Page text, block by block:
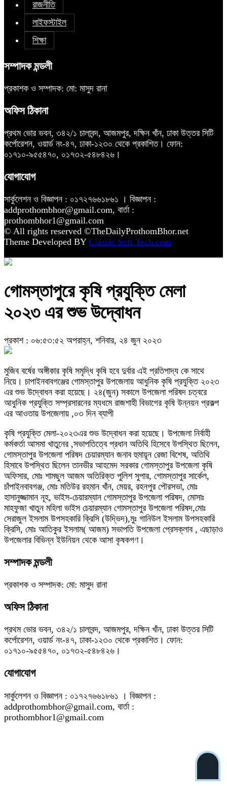
রাজনীতি
লাইফস্টাইল
শিক্ষা
সম্পাদক মন্ডলী
প্রকাশক ও সম্পাদক: মো: মাসুদ রানা
অফিস ঠিকানা
প্রথম ভোর ভবন, ৩৪২/১ চালাবন্দ, আজমপুর, দক্ষিন খাঁন, ঢাকা উত্তর সিটি
কর্পোরেশন, ওয়ার্ড নং-৪৭, ঢাকা-১২৩০ থেকে প্রকাশিত। ফোন:
০১৭১০-৯৫৫৪৭০, ০১৭৩২-৫৪৮৪২৬।
যোগাযোগ
সার্কুলেশন ও বিজ্ঞাপন : ০১৭২৭৬৬১৮৬১ । বিজ্ঞাপন :
addprothombhor@gmail.com, বার্তা :
prothombhor1@gmail.com
© All rights reserved ©TheDailyProthomBhor.net
Theme Developed BY Classic Soft Tech.com
গোমস্তাপুরে কৃষি প্রযুক্তি মেলা
২০২৩ এর শুভ উদ্বোধন
প্রকাশ : ০৬:৫৩:৫২ অপরাহ্ন, শনিবার, ২৪ জুন ২০২৩
মুজিব বর্ষের অঙ্গীকার কৃষি সমৃদ্ধি কৃষি হবে দুর্বার এই প্রতিপাদ্য কে সাথে
নিয়ে। চাপাইনবাবগঞ্জের গোমস্তাপুর উপজেলায় আধুনিক কৃষি প্রযুক্তি ২০২৩
এর শুভ উদ্বোধন করা হয়েছে। ২৪(জুন) সকালে উপজেলা পরিষদ চত্বরে
আধুনিক প্রযুক্তি সম্প্রসারনের ম্যধমে রাজশাহী বিভাগের কৃষি উন্নয়ন প্রকল্প
এর আওতায় উপজেলায় ,০৩ দিন ব্যাপী
কৃষি প্রযুক্তি মেলা-২০২৩এর শুভ উদ্বোধন করা হয়েছে। উপজেলা নির্বাহী
কর্মকর্তা আসমা খাতুনের ,সভাপতিত্বে প্রধান অতিথি হিসেবে উপস্থিত ছিলেন,
গোমস্তাপুর উপজেলা পরিষদ চেয়ারম্যান জনাব হুমায়ূন রেজা বিশেষ, অতিথি
হিসাবে উপস্থিত ছিলেন তানভীর আহমেদ সরকার গোমস্তাপুর উপজেলা কৃষি
অফিসার, মোঃ শামছুল আজম অতিরিক্ত পুলিশ সুপার, গোমস্তাপুর সার্কেল,
চাঁপাইনবাবগঞ্জ, মোঃ মতিউর রহমান খাঁন, মেয়র, রহনপুর পৌরসভা, মোঃ
হাসানুজ্জামান নূহ, ভাইস-চেয়ারম্যান গোমস্তাপুর উপজেলা পরিষদ, মোসাঃ
মাহফুজা খাতুন মহিলা ভাইস চেয়ারম্যান গোমস্তাপুর উপজেলা পরিষদ,মোঃ
সেরাজুল ইসলাম উপসহকারি ক্রিসি (উদ্ভিদ),মুঃ গানিউল ইসলাম উপসহকারি
ক্রিসি, মোঃ আতিকুর ইসলাম( আজম) সভাপতি উপজেলা প্রেসক্লাব , এছাড়াও
উপজেলার বিভিন্ন ইউনিয়ন থেকে আসা কৃষকগণ।
সম্পাদক মন্ডলী
প্রকাশক ও সম্পাদক: মো: মাসুদ রানা
অফিস ঠিকানা
প্রথম ভোর ভবন, ৩৪২/১ চালাবন্দ, আজমপুর, দক্ষিন খাঁন, ঢাকা উত্তর সিটি
কর্পোরেশন, ওয়ার্ড নং-৪৭, ঢাকা-১২৩০ থেকে প্রকাশিত। ফোন:
০১৭১০-৯৫৫৪৭০, ০১৭৩২-৫৪৮৪২৬।
যোগাযোগ
সার্কুলেশন ও বিজ্ঞাপন : ০১৭২৭৬৬১৮৬১ । বিজ্ঞাপন :
addprothombhor@gmail.com, বার্তা :
prothombhor1@gmail.com